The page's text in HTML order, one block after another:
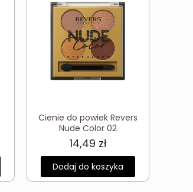
Cienie do powiek Revers
Nude Color 02
14,49 zł
Dodaj do koszyka